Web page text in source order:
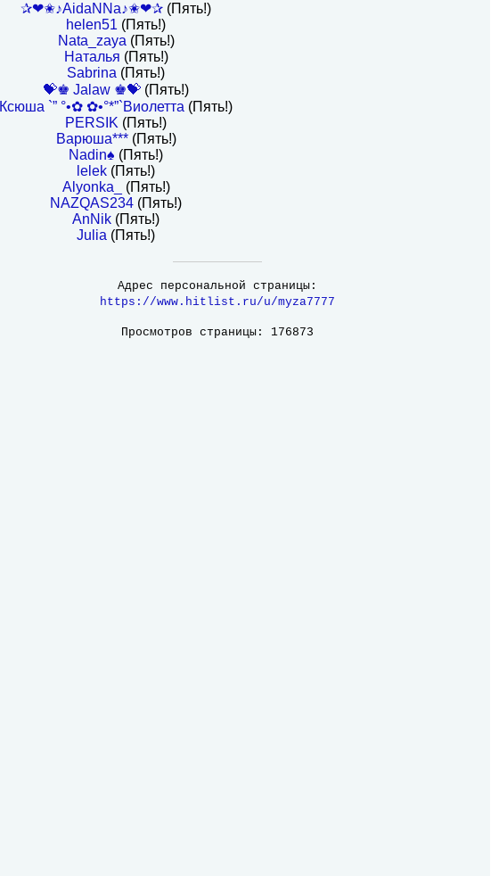
✰❤✬♪AidaNNa♪✬❤✰ (Пять!)
helen51 (Пять!)
Nata_zaya (Пять!)
Наталья (Пять!)
Sabrina (Пять!)
💝♚ Jalaw ♚💝 (Пять!)
Ксюша `” °•✿ ✿•°*”`Виолетта (Пять!)
PERSIK (Пять!)
Варюша***(Пять!)
Nadin♠ (Пять!)
lelek (Пять!)
Alyonka_
(Пять!)
NAZQAS234 (Пять!)
AnNik (Пять!)
Julia (Пять!)
Адрес персональной страницы:
https://www.hitlist.ru/u/myza7777
Просмотров страницы: 176873